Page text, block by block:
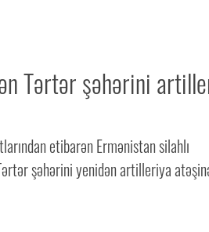
Tərtər şəhərini
etibarən Ermənistan silahlı
şəhərini yenidən artilleriya